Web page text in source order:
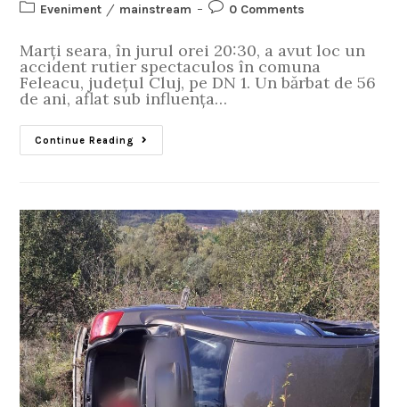
Eveniment / mainstream 0 Comments
Marți seara, în jurul orei 20:30, a avut loc un
accident rutier spectaculos în comuna
Feleacu, județul Cluj, pe DN 1. Un bărbat de 56
de ani, aflat sub influența…
Continue Reading